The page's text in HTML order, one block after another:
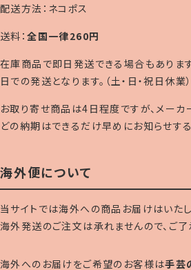
配送方法：ネコポス
送料：全国一律260円
在庫商品で即日発送できる場合もありま
日での発送となります。（土・日・祝日休業）
お取り寄せ商品は4日程度ですが、メー
どの納期はできるだけ早めにお知らせする
海外便について
当サイトでは海外への商品お届けはいたし
海外発送のご注文は承れませんので、ご了
海外へのお届けをご希望のお客様は手芸